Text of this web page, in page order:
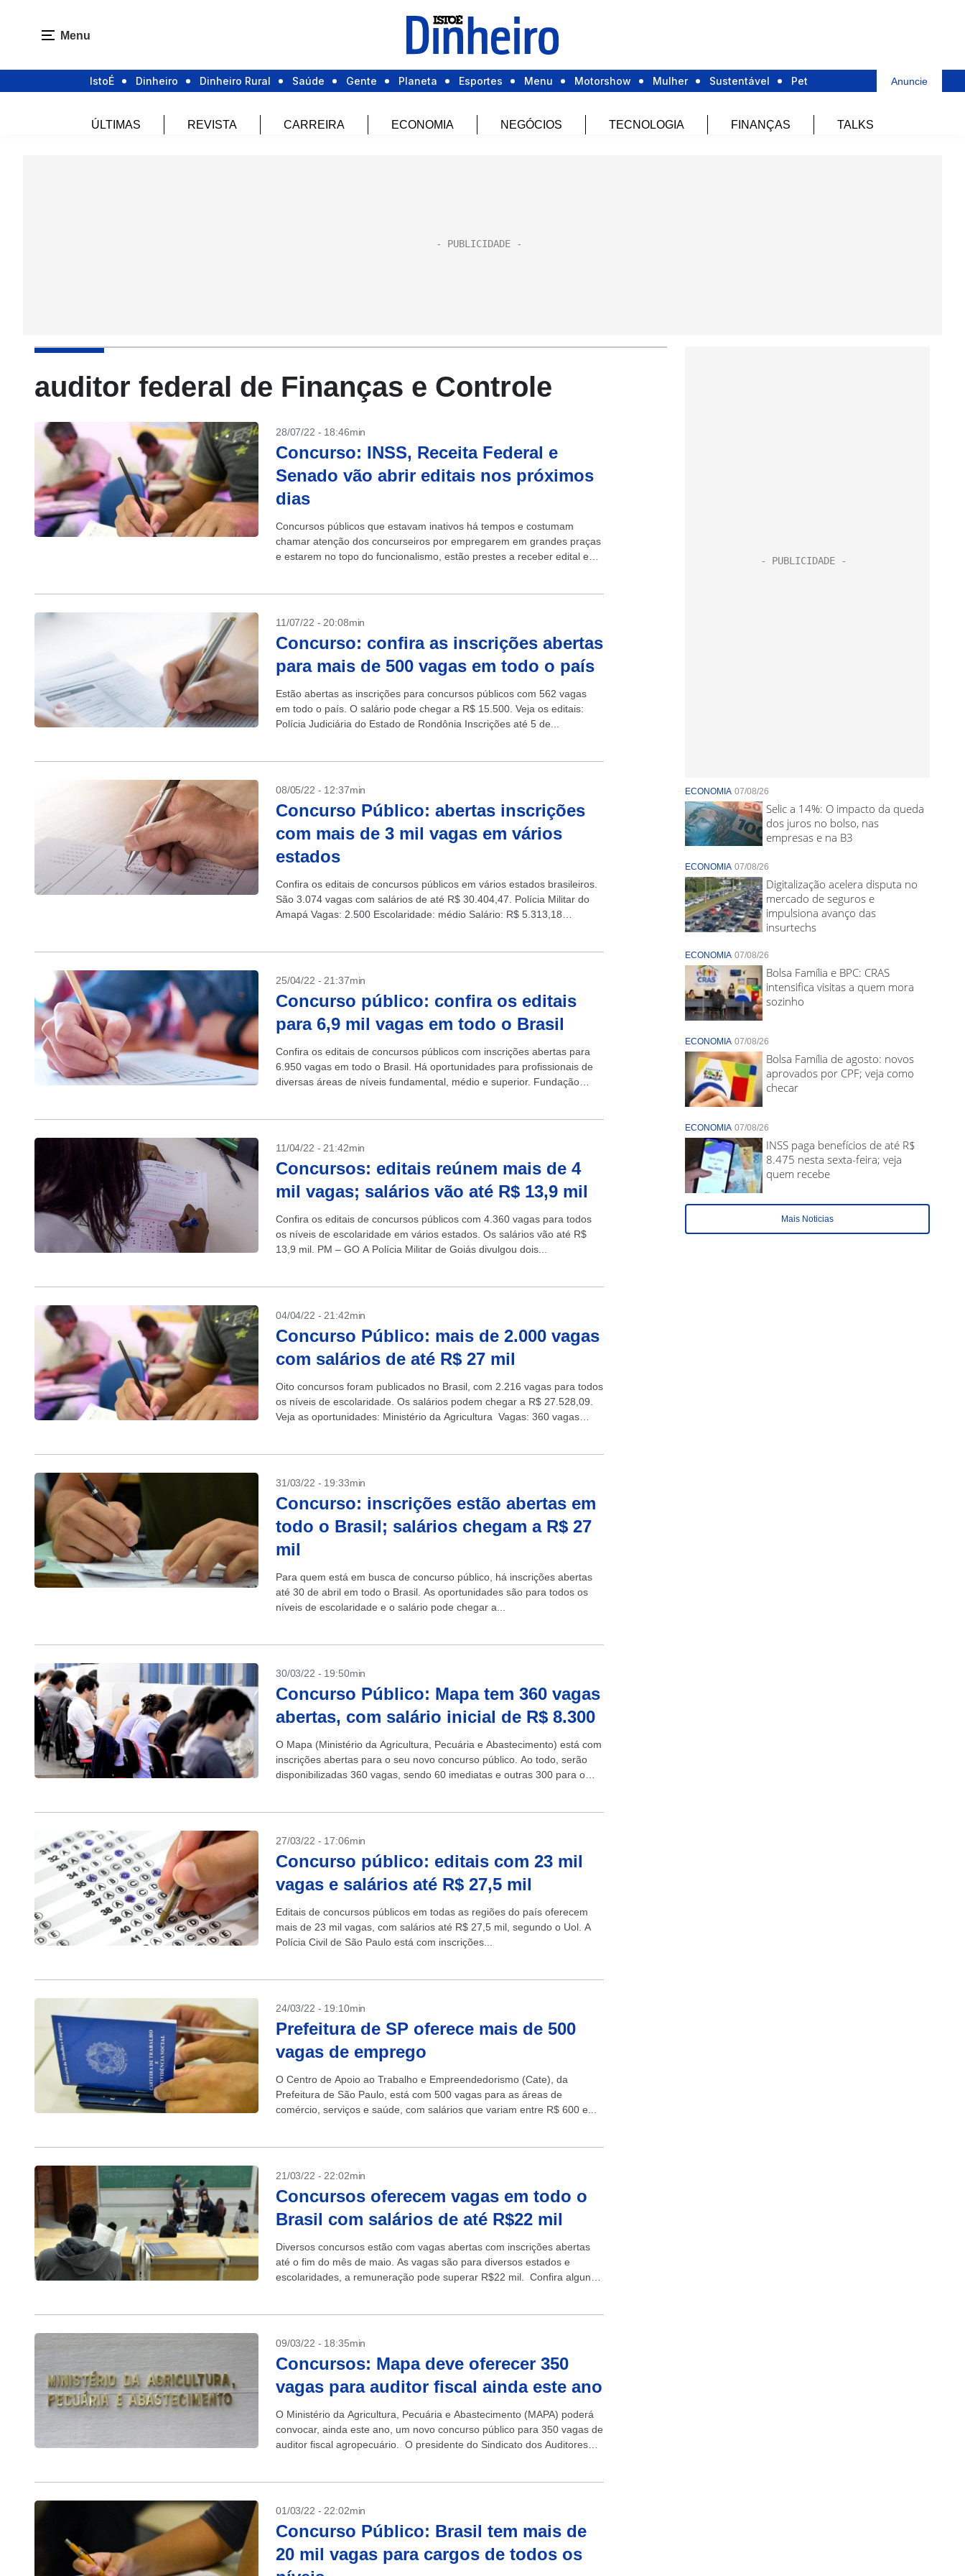
Menu
IstoÉ Dinheiro Dinheiro Rural Saúde Gente Planeta Esportes Menu Motorshow Mulher Sustentável Pet Anuncie
ÚLTIMAS REVISTA CARREIRA ECONOMIA NEGÓCIOS TECNOLOGIA FINANÇAS TALKS
auditor federal de Finanças e Controle
28/07/22 - 18:46min
Concurso: INSS, Receita Federal e
Senado vão abrir editais nos próximos
dias
Concursos públicos que estavam inativos há tempos e costumam
chamar atenção dos concurseiros por empregarem em grandes praças
e estarem no topo do funcionalismo, estão prestes a receber edital e
11/07/22 - 20:08min
Concurso: confira as inscrições abertas
para mais de 500 vagas em todo o país
Estão abertas as inscrições para concursos públicos com 562 vagas
em todo o país. O salário pode chegar a R$ 15.500. Veja os editais:
Polícia Judiciária do Estado de Rondônia Inscrições até 5 de...
08/05/22 - 12:37min
Concurso Público: abertas inscrições
com mais de 3 mil vagas em vários
estados
Confira os editais de concursos públicos em vários estados brasileiros.
São 3.074 vagas com salários de até R$ 30.404,47. Polícia Militar do
Amapá Vagas: 2.500 Escolaridade: médio Salário: R$ 5.313,18
25/04/22 - 21:37min
Concurso público: confira os editais
para 6,9 mil vagas em todo o Brasil
Confira os editais de concursos públicos com inscrições abertas para
6.950 vagas em todo o Brasil. Há oportunidades para profissionais de
diversas áreas de níveis fundamental, médio e superior. Fundação
11/04/22 - 21:42min
Concursos: editais reúnem mais de 4
mil vagas; salários vão até R$ 13,9 mil
Confira os editais de concursos públicos com 4.360 vagas para todos
os níveis de escolaridade em vários estados. Os salários vão até R$
13,9 mil. PM – GO A Polícia Militar de Goiás divulgou dois...
04/04/22 - 21:42min
Concurso Público: mais de 2.000 vagas
com salários de até R$ 27 mil
Oito concursos foram publicados no Brasil, com 2.216 vagas para todos
os níveis de escolaridade. Os salários podem chegar a R$ 27.528,09.
Veja as oportunidades: Ministério da Agricultura Vagas: 360 vagas
31/03/22 - 19:33min
Concurso: inscrições estão abertas em
todo o Brasil; salários chegam a R$ 27
mil
Para quem está em busca de concurso público, há inscrições abertas
até 30 de abril em todo o Brasil. As oportunidades são para todos os
níveis de escolaridade e o salário pode chegar a...
30/03/22 - 19:50min
Concurso Público: Mapa tem 360 vagas
abertas, com salário inicial de R$ 8.300
O Mapa (Ministério da Agricultura, Pecuária e Abastecimento) está com
inscrições abertas para o seu novo concurso público. Ao todo, serão
disponibilizadas 360 vagas, sendo 60 imediatas e outras 300 para o
27/03/22 - 17:06min
Concurso público: editais com 23 mil
vagas e salários até R$ 27,5 mil
Editais de concursos públicos em todas as regiões do país oferecem
mais de 23 mil vagas, com salários até R$ 27,5 mil, segundo o Uol. A
Polícia Civil de São Paulo está com inscrições...
24/03/22 - 19:10min
Prefeitura de SP oferece mais de 500
vagas de emprego
O Centro de Apoio ao Trabalho e Empreendedorismo (Cate), da
Prefeitura de São Paulo, está com 500 vagas para as áreas de
comércio, serviços e saúde, com salários que variam entre R$ 600 e...
21/03/22 - 22:02min
Concursos oferecem vagas em todo o
Brasil com salários de até R$22 mil
Diversos concursos estão com vagas abertas com inscrições abertas
até o fim do mês de maio. As vagas são para diversos estados e
escolaridades, a remuneração pode superar R$22 mil. Confira alguns
09/03/22 - 18:35min
Concursos: Mapa deve oferecer 350
vagas para auditor fiscal ainda este ano
O Ministério da Agricultura, Pecuária e Abastecimento (MAPA) poderá
convocar, ainda este ano, um novo concurso público para 350 vagas de
auditor fiscal agropecuário. O presidente do Sindicato dos Auditores
01/03/22 - 22:02min
Concurso Público: Brasil tem mais de
20 mil vagas para cargos de todos os
ECONOMIA 07/08/26
Selic a 14%: O impacto da queda
dos juros no bolso, nas
empresas e na B3
ECONOMIA 07/08/26
Digitalização acelera disputa no
mercado de seguros e
impulsiona avanço das
insurtechs
ECONOMIA 07/08/26
Bolsa Família e BPC: CRAS
intensifica visitas a quem mora
sozinho
ECONOMIA 07/08/26
Bolsa Família de agosto: novos
aprovados por CPF; veja como
checar
ECONOMIA 07/08/26
INSS paga benefícios de até R$
8.475 nesta sexta-feira; veja
quem recebe
Mais Noticias